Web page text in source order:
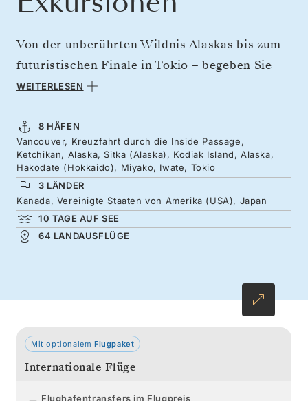
Von der unberührten Wildnis Alaskas bis zum
futuristischen Finale in Tokio – begeben Sie
sich auf eine atemberaubende Kreuzfahrt über
tauchen in die grandiosen Landschaften und
die einzigartige Tierwelt der Inside Passage
ein. Weiter geht es nach Westen zur Insel
Kodiak, bevor Sie den Pazifik überqueren –
genießen Sie entspannte Tage auf See und eine
unvergessliche Überquerung der
zerklüftete Küsten einen passenden Auftakt zu
WEITERLESEN
8 HÄFEN
Vancouver, Kreuzfahrt durch die Inside Passage,
Ketchikan, Alaska, Sitka (Alaska), Kodiak Island, Alaska,
Hakodate (Hokkaido), Miyako, Iwate, Tokio
3 LÄNDER
Kanada, Vereinigte Staaten von Amerika (USA), Japan
10 TAGE AUF SEE
64 LANDAUSFLÜGE
Mit optionalem Flugpaket
Internationale Flüge
Flughafentransfers im Flugpreis